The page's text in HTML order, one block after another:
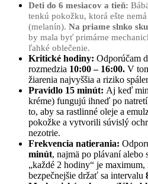
Deti do 6 mesiacov a tieň:
tenkú pokožku, ktorá ešte
(melanín). Na priame slnko
by mala byť primárne
ľahké oblečenie.
Kritické hodiny: Odporúčam
rozmedzia 10:00 – 16:00. V
žiarenia najvyššia a riziko
Pravidlo 15 minút: Aj keď
kréme) fungujú ihneď po
to, aby sa rastlinné oleje a
pokožke a vytvorili súvislý
nezotrie.
Frekvencia natierania:
minút, najmä po plávaní alebo
„každé 2 hodiny“ je
bezpečnejšie držať sa intervalu